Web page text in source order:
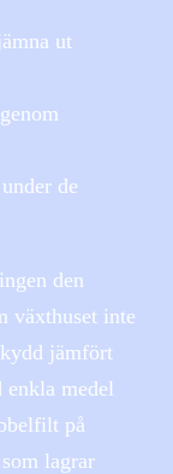
ut
de
den
växthuset inte
jämfört
enkla medel
på
lagrar